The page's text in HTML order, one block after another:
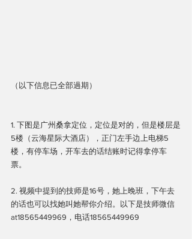
（以下信息已全部過期）
1. 下图是广州桑拿定位，定位是对的，但是楼层是
5楼（云海星际大酒店），正门左手边上电梯5
楼，有停车场，开车去的话结账时记得拿停车
票。
2. 视频中提到的技师是16号，她上晚班，下午去
的话也可以找她叫她帮你介绍。以下是技师微信
at18565449969，电话18565449969